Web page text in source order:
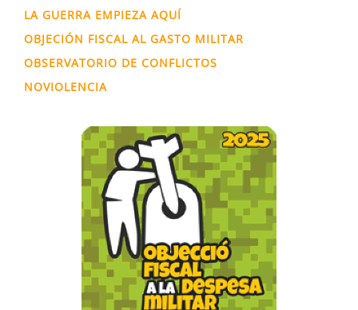
LA GUERRA EMPIEZA AQUÍ
OBJECIÓN FISCAL AL GASTO MILITAR
OBSERVATORIO DE CONFLICTOS
NOVIOLENCIA